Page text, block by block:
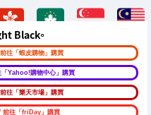
Black。
前往「蝦皮購物」購買
「Yahoo!購物中心」購買
前往「樂天市場」購買
前往「friDay」購買